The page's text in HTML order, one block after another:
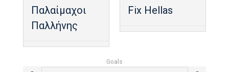
Παλαίμαχοι
Παλλήνης
Fix Hellas
Goals